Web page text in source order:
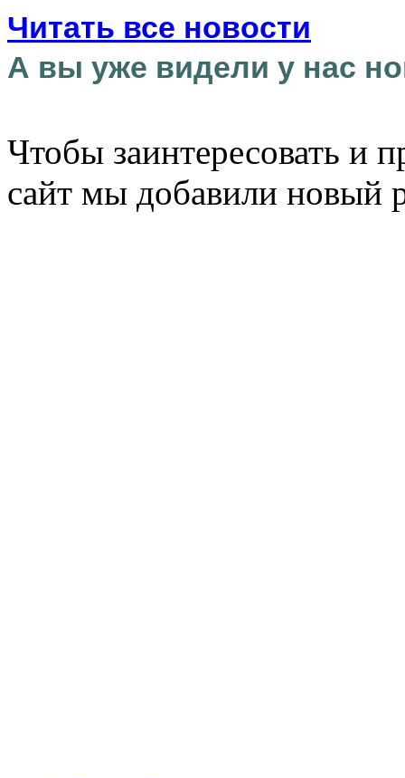
Читать все новости
А вы уже видели у нас
Чтобы заинтересовать и
сайт мы добавили новый